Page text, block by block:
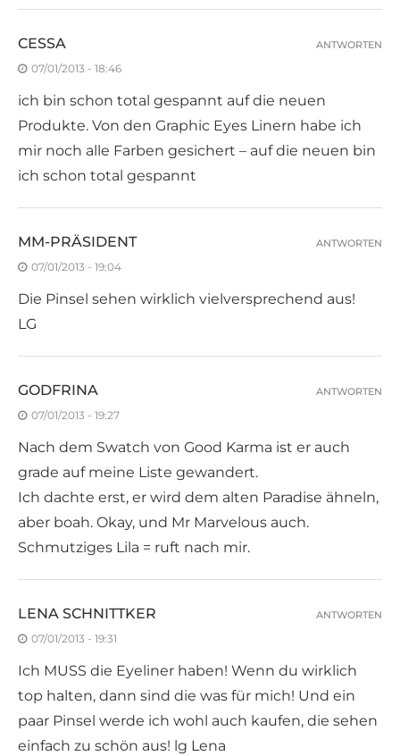
CESSA
07/01/2013 - 18:46
ich bin schon total gespannt auf die neuen
Produkte. Von den Graphic Eyes Linern habe ich
mir noch alle Farben gesichert – auf die neuen bin
ich schon total gespannt
ANTWORTEN
MM-PRÄSIDENT
07/01/2013 - 19:04
Die Pinsel sehen wirklich vielversprechend aus!
LG
ANTWORTEN
GODFRINA
07/01/2013 - 19:27
Nach dem Swatch von Good Karma ist er auch
grade auf meine Liste gewandert.
Ich dachte erst, er wird dem alten Paradise ähneln,
aber boah. Okay, und Mr Marvelous auch.
Schmutziges Lila = ruft nach mir.
ANTWORTEN
LENA SCHNITTKER
07/01/2013 - 19:31
Ich MUSS die Eyeliner haben! Wenn du wirklich
top halten, dann sind die was für mich! Und ein
paar Pinsel werde ich wohl auch kaufen, die sehen
einfach zu schön aus! lg Lena
ANTWORTEN